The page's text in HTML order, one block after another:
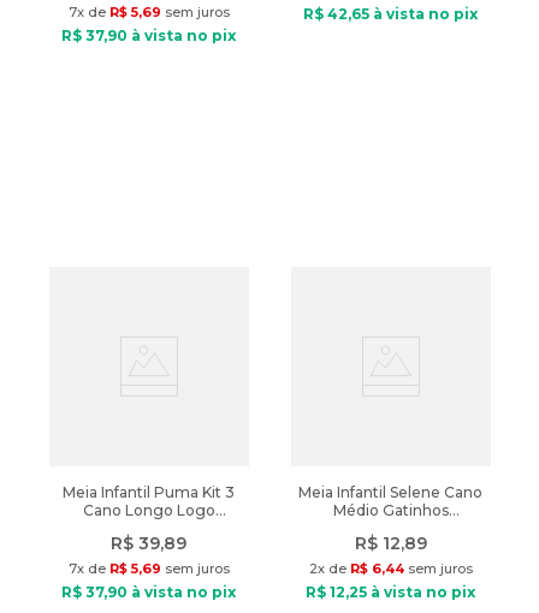
7x de R$ 5,69 sem juros
R$ 37,90 à vista no pix
R$ 42,65 à vista no pix
Meia Infantil Puma Kit 3
Cano Longo Logo
R$ 39,89
7x de R$ 5,69 sem juros
R$ 37,90 à vista no pix
Meia Infantil Selene Cano
Médio Gatinhos
R$ 12,89
2x de R$ 6,44sem juros
R$ 12,25 à vista no pix